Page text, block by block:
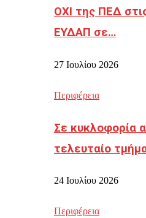
ΟΧΙ της ΠΕΔ
ΕΥΔΑΠ σε…
27 Ιουλίου 2026
Περιφέρεια
Σε κυκλοφορία
τελευταίο
24 Ιουλίου 2026
Περιφέρεια